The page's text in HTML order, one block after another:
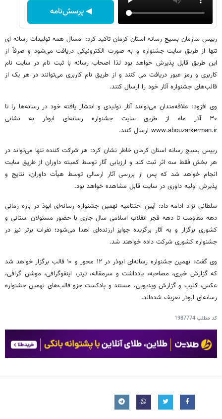
◀ پرسش‌نامه
رییس سازمان بسیج رسانه استان کرمان تاکید کرد: امسال همه تولیدات رسانه ای
تنها از طریق سایت جشنواره و به صورت الکترونیکی دریافت می‌شود و صرفاً از
این طریق قابل پذیرش خواهد بود لذا اصحاب رسانه با ثبت نام در سایت نام
کاربری و رمز عبور دریافت می کنند و از طریق نام کاربری می‌توانند در هر یک از
قالب‌های جشنواره آثار خود را ارسال کنند.
وی افزود: علاقه‌مندان می‌توانند آثار تولیدی و انتشار یافته خود در رسانه‌ها را تا
۳۰ آذر ماه از طریق سایت جشنواره رسانه‌ای ابوذر به نشانی
www.abouzarkerman.ir ارسال کنند.
رییس بسیج رسانه استان کرمان خاطر نشان کرد: هر شرکت کننده تنها می‌تواند در
هر بخش فقط سه اثر ثبت کند و ارزیابی آثار توسط کمیته داوران از طریق سایت
انجام خواهد شد که پس از بررسی آثار ارسالی توسط هیأت داوران، نتایج و
پذیرش اولیه داوری در سایت قابل مشاهده خواهد بود.
سلطانی نژاد ادامه داد: آیین اختتامیه نهمین جشنواره رسانه‌ای ابوذ در بازه زمانی
دهه مقاومت تا دهه فجر انقلاب اسلامی سال جاری با حضور مسئولان استانی و
کشوری برگزار و به آثار برگزیده جوایز ارزنده‌ای اهدا می‌شود؛ نفرات برتر نیز در
جشنواره کشوری شرکت داده خواهند شد.
وی گفت: نهمین جشنواره رسانه‌ای ابوذر در ۱۲ محور و ۱۰ قالب برگزار خواهد شد
که گزارش خبری، مصاحبه، یادداشت و سرمقاله، تیتر، اینفوگرافی، موشن گرافی،
عکس، کلیپ و گزارش ویدیویی، مستند و پادکست جزو قالب‌های نهمین جشنواره
رسانه‌ای ابوذر تعریف شده‌اند.
کد مطلب1987774